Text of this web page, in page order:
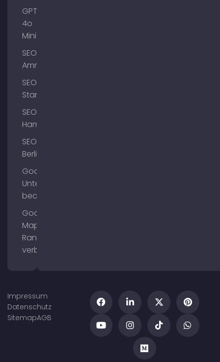
GPT-
4o
Mini
SEO
Ammersee
SEO
Starnberg
SEO
Hamburg
SEO
Berlin
Google
Unternehmensprofil
bearbeiten
Google
Maps
Ranking
verbessern
Impressum
Datenschutz
SitemapAGB